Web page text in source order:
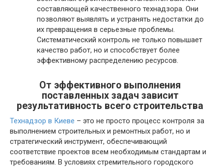
составляющей качественного технадзора. Они
позволяют выявлять и устранять недостатки до
их превращения в серьезные проблемы.
Систематический контроль не только повышает
качество работ, но и способствует более
эффективному распределению ресурсов.
От эффективного выполнения
поставленных задач зависит
результативность всего строительства
Технадзор в Киеве – это не просто процесс контроля за
выполнением строительных и ремонтных работ, но и
стратегический инструмент, обеспечивающий
соответствие проектов всем необходимым стандартам и
требованиям. В условиях стремительного городского